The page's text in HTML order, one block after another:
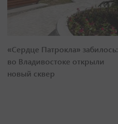
«Сердце Патрокла» забилось:
во Владивостоке открыли
новый сквер